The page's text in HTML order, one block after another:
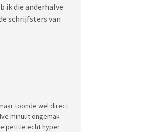
ik die anderhalve
schrijfsters van
toonde wel direct
minuut ongemak
petitie echt hyper